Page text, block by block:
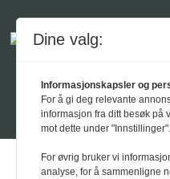
Powered
Dine valg:
Informasjonskapsler og
For å gi deg relevante
informasjon fra ditt besøk på
mot dette under "Innstillinger".
For øvrig bruker vi
analyse, for å sammenligne